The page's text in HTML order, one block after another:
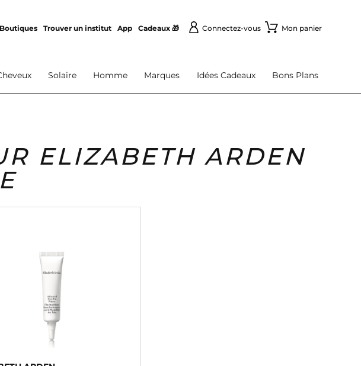
Boutiques Trouver un institut App Cadeaux 🎁 Connectez-vous Mon panier
Solaire Homme Marques Idées Cadeaux Bons Plans
ELIZABETH ARDEN